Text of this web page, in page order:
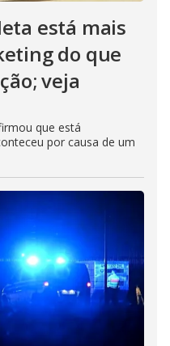
está mais
do que
veja
que está
por causa de um